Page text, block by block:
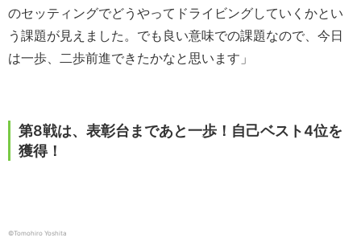
のセッティングでどうやってドライビングしていくかとい
う課題が見えました。でも良い意味での課題なので、今日
は一歩、二歩前進できたかなと思います」
第8戦は、表彰台まであと一歩！自己ベスト4位を
獲得！
©︎Tomohiro Yoshita